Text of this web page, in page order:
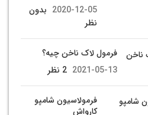
2020-12-05 بدون
نظر
فرمول لاک ناخن چیه؟
2021-05-13 2 نظر
فرمولاسیون شامپو
کارواش